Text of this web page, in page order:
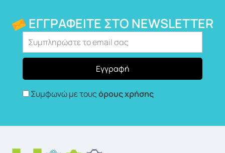
ΕΓΓΡΑΦΕΊΤΕ ΣΤΟ NEWSLETTER
Συμφωνώ με τουςόρους χρήσης